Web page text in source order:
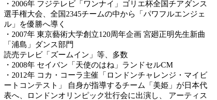
・2006年 フジテレビ「ワンナイ」ゴリエ杯全国チアダンス
選手権大会、全国2345チームの中から「パワフルエンジェ
ル」を優勝へ導く
・2007年 東京藝術大学創立120周年企画 宮廻正明先生新曲
「浦島」ダンス部門
読売テレビ「ズームイン」等、多数
・2008年 セイバン「天使のはね」ランドセルCM
・2012年 コカ・コーラ主催「ロンドンチャレンジ・マイビ
ートコンテスト」 自身が指導するチーム「美姫」が日本代
表へ、ロンドンオリンピック壮行会に出演し、 アーティス